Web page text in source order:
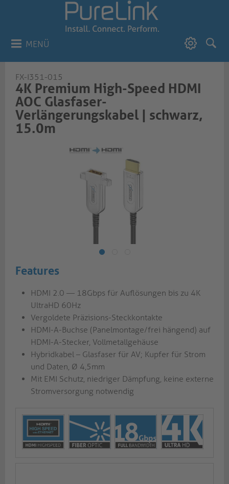
MENÜ
FX-I351-015
4K Premium High-Speed HDMI
AOC Glasfaser-
Verlängerungskabel | schwarz,
15.0m​​​​​​​
Features
HDMI 2.0 — 18Gbps für Auflösungen bis zu 4K
UltraHD 60Hz
Vergoldete Präzisions-Steckkontakte
HDMI-A-Buchse (Panelmontage/frei hängend) auf
HDMI-A-Stecker, Vollmetallgehäuse
Hybridkabel – Glasfaser für AV; Kupfer für Strom
und Daten, Ø 4,5mm
Mit EMI Schutz, niedriger Dämpfung, keine externe
Stromversorgung notwendig